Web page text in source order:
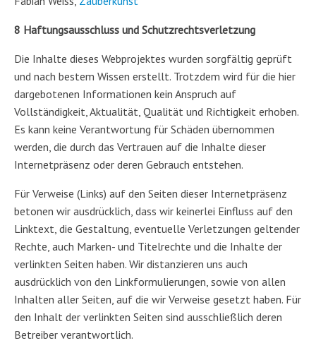
8 Haftungsausschluss und Schutzrechtsverletzung
Die Inhalte dieses Webprojektes wurden sorgfältig geprüft
und nach bestem Wissen erstellt. Trotzdem wird für die hier
dargebotenen Informationen kein Anspruch auf
Vollständigkeit, Aktualität, Qualität und Richtigkeit erhoben.
Es kann keine Verantwortung für Schäden übernommen
werden, die durch das Vertrauen auf die Inhalte dieser
Internetpräsenz oder deren Gebrauch entstehen.
Für Verweise (Links) auf den Seiten dieser Internetpräsenz
betonen wir ausdrücklich, dass wir keinerlei Einfluss auf den
Linktext, die Gestaltung, eventuelle Verletzungen geltender
Rechte, auch Marken- und Titelrechte und die Inhalte der
verlinkten Seiten haben. Wir distanzieren uns auch
ausdrücklich von den Linkformulierungen, sowie von allen
Inhalten aller Seiten, auf die wir Verweise gesetzt haben. Für
den Inhalt der verlinkten Seiten sind ausschließlich deren
Betreiber verantwortlich.